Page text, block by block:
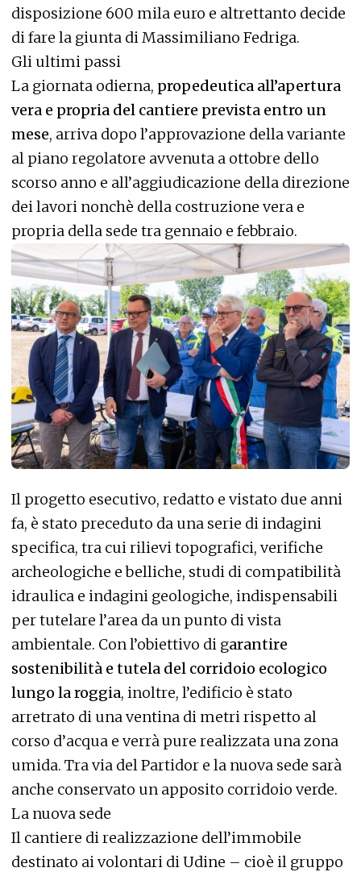
disposizione 600 mila euro e altrettanto decide
di fare la giunta di Massimiliano Fedriga.
Gli ultimi passi
La giornata odierna, propedeutica all’apertura
vera e propria del cantiere prevista entro un
mese, arriva dopo l’approvazione della variante
al piano regolatore avvenuta a ottobre dello
scorso anno e all’aggiudicazione della direzione
dei lavori nonchè della costruzione vera e
propria della sede tra gennaio e febbraio.
Il progetto esecutivo, redatto e vistato due anni
fa, è stato preceduto da una serie di indagini
specifica, tra cui rilievi topografici, verifiche
archeologiche e belliche, studi di compatibilità
idraulica e indagini geologiche, indispensabili
per tutelare l’area da un punto di vista
ambientale. Con l’obiettivo di garantire
sostenibilità e tutela del corridoio ecologico
lungo la roggia, inoltre, l’edificio è stato
arretrato di una ventina di metri rispetto al
corso d’acqua e verrà pure realizzata una zona
umida. Tra via del Partidor e la nuova sede sarà
anche conservato un apposito corridoio verde.
La nuova sede
Il cantiere di realizzazione dell’immobile
destinato ai volontari di Udine – cioè il gruppo